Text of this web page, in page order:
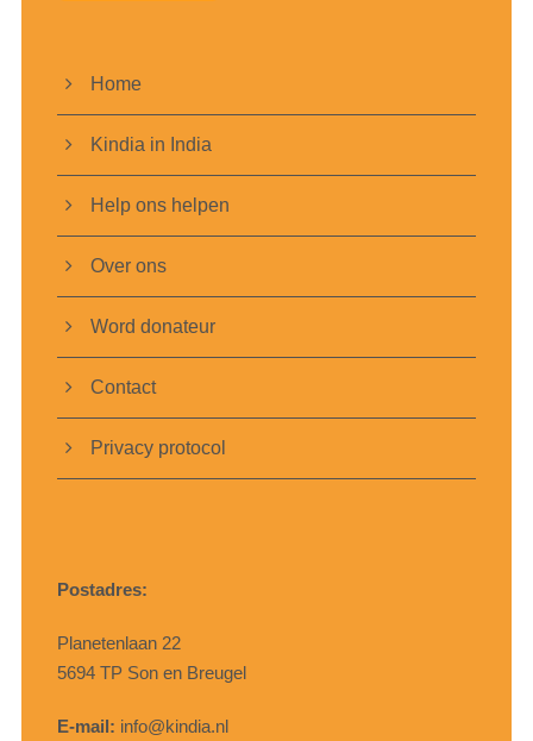
Home
Kindia in India
Help ons helpen
Over ons
Word donateur
Contact
Privacy protocol
Postadres:
Planetenlaan 22
5694 TP Son en Breugel
E-mail: info@kindia.nl